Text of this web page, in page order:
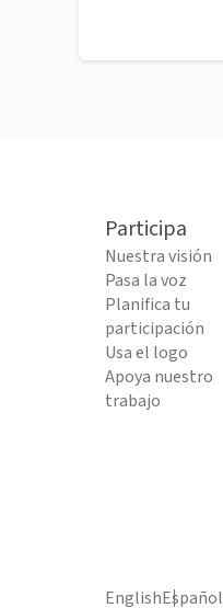
Participa
Nuestra visión
Pasa la voz
Planifica tu
participación
Usa el logo
Apoya nuestro
trabajo
EnglishEspañol